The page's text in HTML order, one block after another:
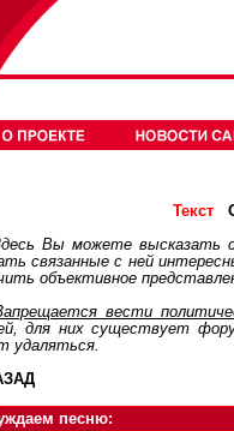
Текст
Вы можете высказать
связанные с ней
объективное
вести
для них существует
удаляться.
песню: